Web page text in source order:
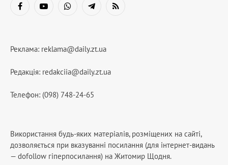
FacebookYouTubeWhatsAppTelegramRSS
Реклама: reklama@daily.zt.ua
Редакція: redakciia@daily.zt.ua
Телефон: (098) 748-24-65
Використання будь-яких матеріалів, розміщених на сайті,
дозволяється при вказуванні посилання (для інтернет-видань
— dofollow гіперпосилання) на Житомир Щодня.